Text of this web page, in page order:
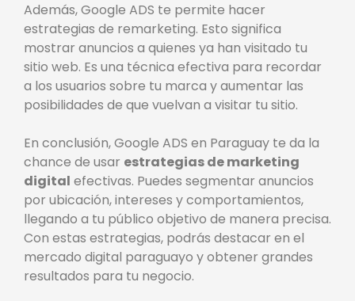
Además, Google ADS te permite hacer
estrategias de remarketing. Esto significa
mostrar anuncios a quienes ya han visitado tu
sitio web. Es una técnica efectiva para recordar
a los usuarios sobre tu marca y aumentar las
posibilidades de que vuelvan a visitar tu sitio.
En conclusión, Google ADS en Paraguay te da la
chance de usar estrategias de marketing
digital efectivas. Puedes segmentar anuncios
por ubicación, intereses y comportamientos,
llegando a tu público objetivo de manera precisa.
Con estas estrategias, podrás destacar en el
mercado digital paraguayo y obtener grandes
resultados para tu negocio.